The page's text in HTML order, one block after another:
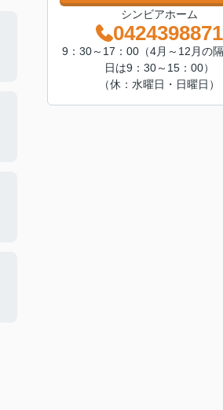
シンビアホーム
0424398871
9：30～17：00（4月～12月の
日は9：30～15：00）
（休：水曜日・日曜日）